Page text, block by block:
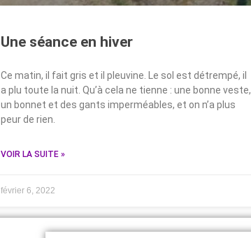
Une séance en hiver
Ce matin, il fait gris et il pleuvine. Le sol est détrempé, il
a plu toute la nuit. Qu’à cela ne tienne : une bonne veste,
un bonnet et des gants imperméables, et on n’a plus
peur de rien.
VOIR LA SUITE »
février 6, 2022